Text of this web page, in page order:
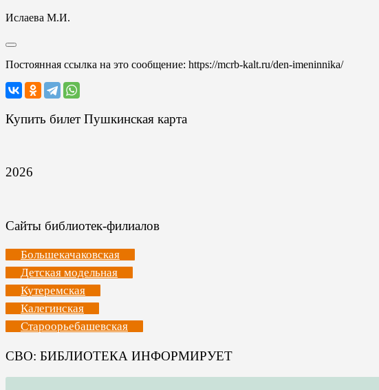
Ислаева М.И.
Постоянная ссылка на это сообщение: https://mcrb-kalt.ru/den-imeninnika/
Купить билет Пушкинская карта
2026
Сайты библиотек-филиалов
Большекачаковская
Детская модельная
Кутеремская
Калегинская
Староорьебашевская
СВО: БИБЛИОТЕКА ИНФОРМИРУЕТ